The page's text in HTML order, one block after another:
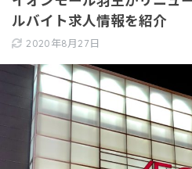
ルバイト求人情報を紹介
2020年8月27日